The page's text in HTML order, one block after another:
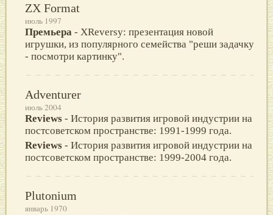
ZX Format
июль 1997
Премьера - XReversy: презентация новой
игрушки, из популярного семейства "реши задачку
- посмотри картинку".
Adventurer
июль 2004
Reviews - История развития игровой индустрии на
постсоветском пространстве: 1991-1999 года.
Reviews - История развития игровой индустрии на
постсоветском пространстве: 1999-2004 года.
Plutonium
январь 1970